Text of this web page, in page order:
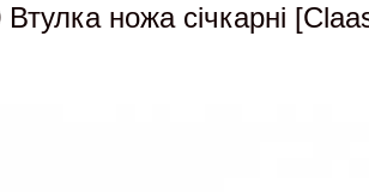
ножа січкарні